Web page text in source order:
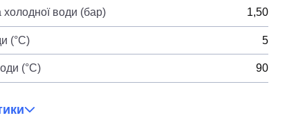
холодної води (бар) 1,50
(°C) 5
(°C) 90